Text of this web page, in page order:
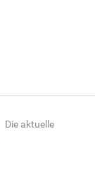
Die aktuelle